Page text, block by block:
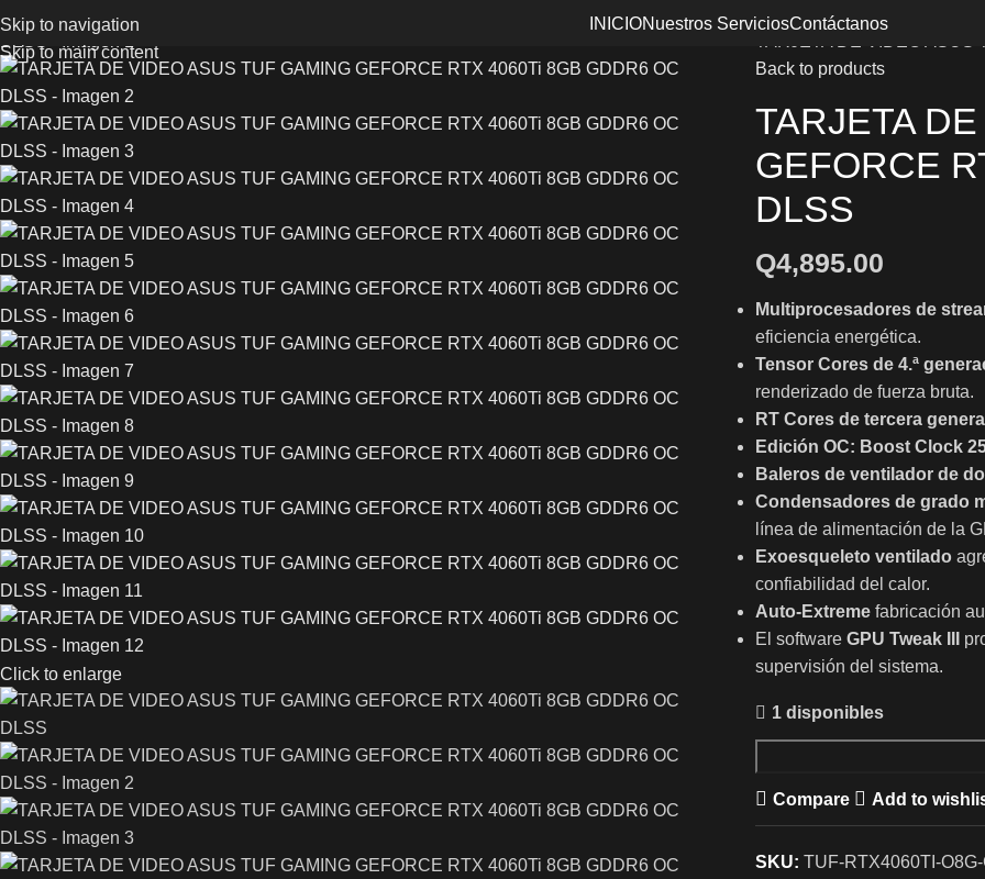
Skip to navigation
Skip to main content
INICIONuestros ServiciosContáctanos
Click to enlarge
Inicio Componentes
Back to products
TARJETA
GEFORCE
DLSS
Q4,895.00
Multiprocesadores de
eficiencia energética.
Tensor Cores de 4.ª
renderizado de fuerza bruta.
RT Cores de tercera
Edición OC: Boost Clock
Baleros de ventilador de
Condensadores de grado
línea de alimentación de la
Exoesqueleto ventilado
confiabilidad del calor.
Auto-Extreme fabricación
El software GPU Tweak III
supervisión del sistema.
1 disponibles
Compare Add to
SKU: TUF-RTX4060TI-